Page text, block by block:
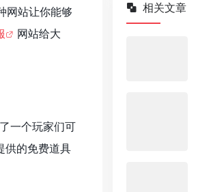
网站让你能够
网站给大
一个玩家们可
供的免费道具
相关文章